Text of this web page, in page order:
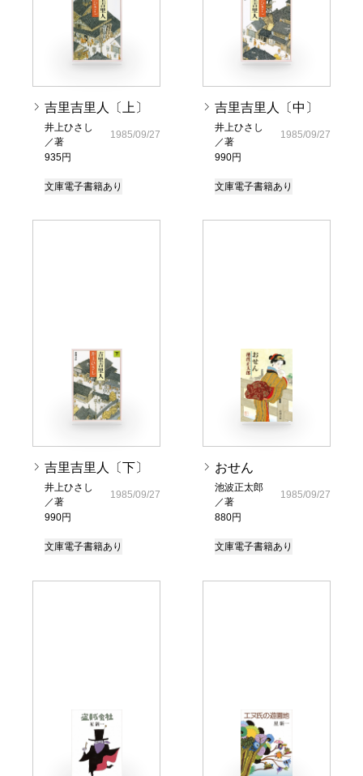
吉里吉里人〔上〕
井上ひさし
／著
935円
1985/09/27
文庫電子書籍あり
吉里吉里人〔中〕
井上ひさし
／著
990円
1985/09/27
文庫電子書籍あり
吉里吉里人〔下〕
井上ひさし
／著
990円
1985/09/27
文庫電子書籍あり
おせん
池波正太郎
／著
880円
1985/09/27
文庫電子書籍あり